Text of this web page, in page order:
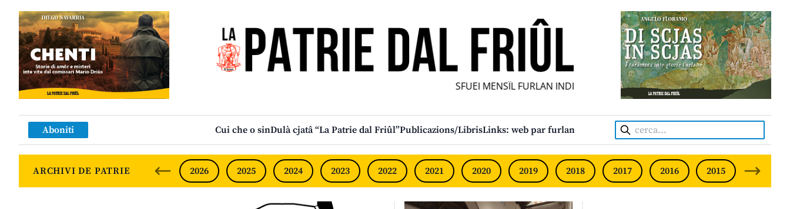
SFUEI MENSÎL FURLAN INDIPENDENT • INDEPENDENT FRIULIAN MONTHLY •
Aboniti Cui che o sinDulà cjatâ “La Patrie dal Friûl”Publicazions/LibrisLinks: web par furlan Cerca:
ARCHIVI DE PATRIE 2026 2025 2024 2023 2022 2021 2020 2019 2018 2017 2016 2015 2014